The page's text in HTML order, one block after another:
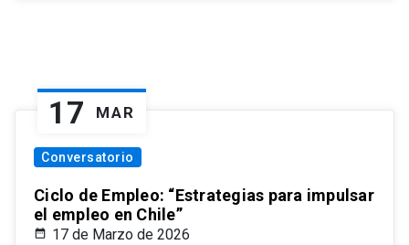
17 MAR
Conversatorio
Ciclo de Empleo: “Estrategias para impulsar
el empleo en Chile”
17 de Marzo de 2026